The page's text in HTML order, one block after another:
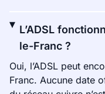
L’ADSL
le-Franc ?
Oui, l’ADSL peut
Franc. Aucune date